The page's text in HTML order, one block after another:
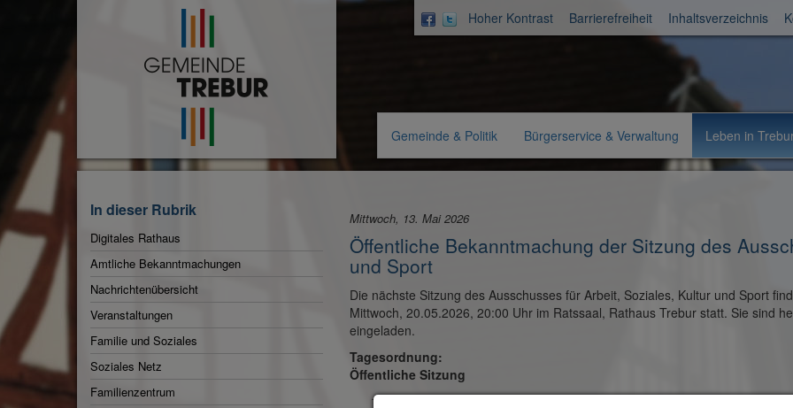
Zur
Hoher Kontrast Barrierefreiheit Inhaltsverzeichnis
Gemeinde & Politik Bürgerservice & Verwaltung
Aktuelle
Leben in
Mittwoch, 13. Mai 2026
Öffentliche Bekanntmachung der Sitzung des
und Sport
Die nächste Sitzung des Ausschusses für Arbeit, Soziales, Kultur und Sport
Mittwoch, 20.05.2026, 20:00 Uhr im Ratssaal, Rathaus Trebur statt. Sie sind
eingeladen.
Tagesordnung:
Öffentliche Sitzung
In dieser Rubrik
Digitales Rathaus
Aktuelle
Rubrik:
Amtliche Bekanntmachungen
Nachrichtenübersicht
Veranstaltungen
Familie und Soziales
Soziales Netz
Familienzentrum